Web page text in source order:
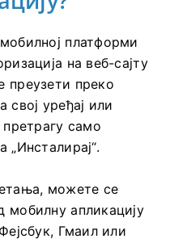
платформи
на веб-сајту
преузети преко
свој уређај или
само
можете се
мобилну апликацију
Гмаил или